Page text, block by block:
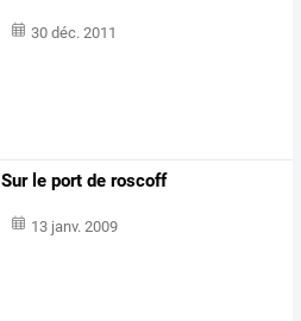
30 déc. 2011
Sur le port de roscoff
13 janv. 2009